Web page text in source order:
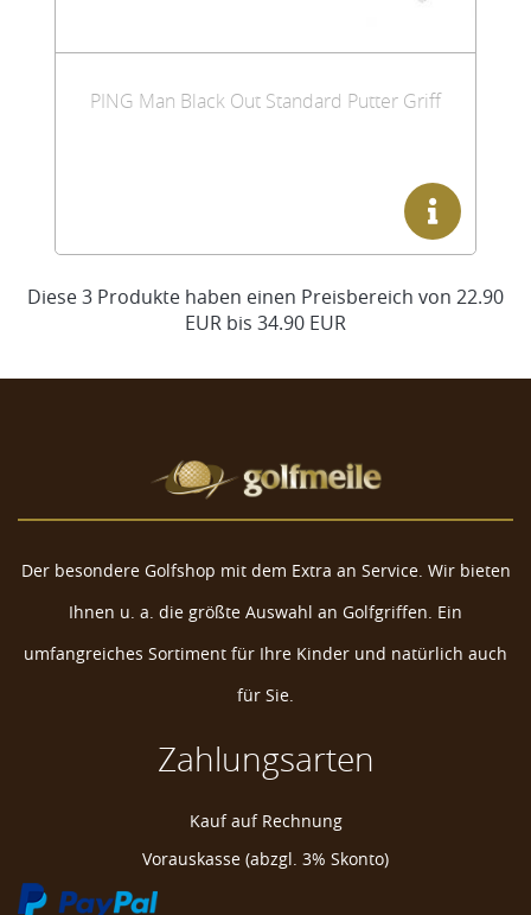
PING Man Black Out Standard Putter Griff
Diese3 Produkte haben einen Preisbereich von 22.90
EUR bis 34.90 EUR
Der besondere Golfshop mit dem Extra an Service. Wir bieten
Ihnen u. a. die größte Auswahl an Golfgriffen. Ein
umfangreiches Sortiment für Ihre Kinder und natürlich auch
für Sie.
Zahlungsarten
Kauf auf Rechnung
Vorauskasse (abzgl. 3% Skonto)